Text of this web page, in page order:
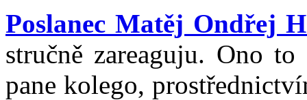
Poslanec Matěj Ondřej
stručně zareaguju. Ono
pane kolego,